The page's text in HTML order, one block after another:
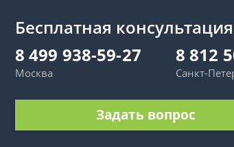
Бесплатная
8 499 938-59-27
Москва
8 812
Санкт-
Задать вопрос